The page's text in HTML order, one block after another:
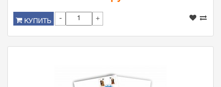
КУПИТЬ - +